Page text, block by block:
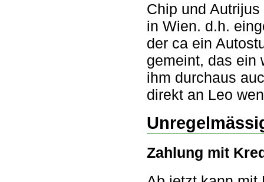
Chip und
in Wien. d.h.
der ca ein
gemeint, das ein
ihm durchaus
direkt an Leo
Zahlung mit